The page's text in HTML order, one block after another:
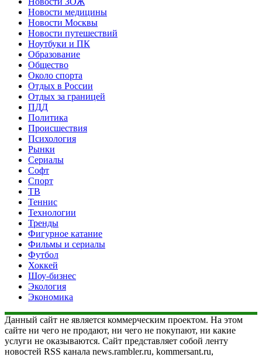
Новости медицины
Новости Москвы
Новости путешествий
Ноутбуки и ПК
Образование
Общество
Около спорта
Отдых в России
Отдых за границей
ПДД
Политика
Происшествия
Психология
Рынки
Сериалы
Софт
Спорт
ТВ
Теннис
Технологии
Тренды
Фигурное катание
Фильмы и сериалы
Футбол
Хоккей
Шоу-бизнес
Экология
Экономика
Данный сайт не является коммерческим проектом. На этом
сайте ни чего не продают, ни чего не покупают, ни какие
услуги не оказываются. Сайт представляет собой ленту
новостей RSS канала news.rambler.ru, kommersant.ru,